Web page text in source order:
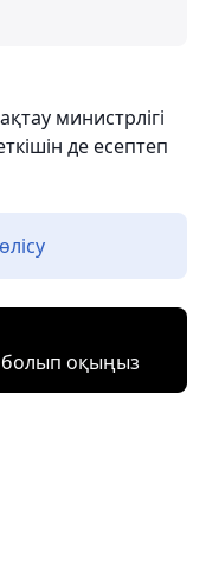
министрлігі
де есептеп
болып оқыңыз